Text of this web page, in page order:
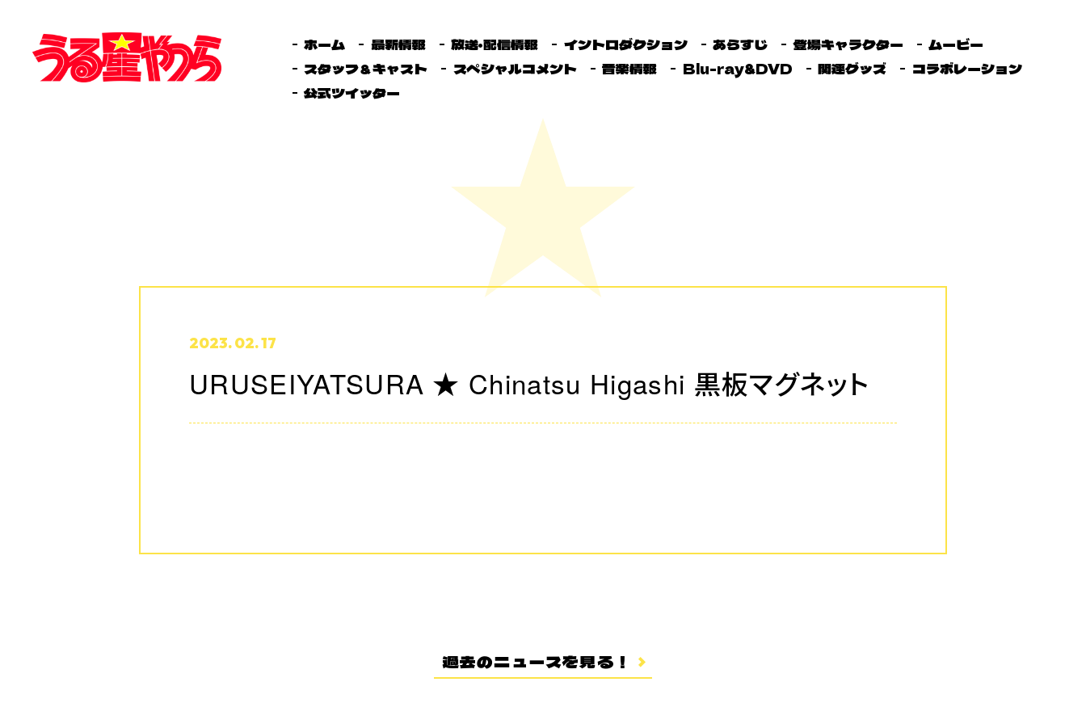
ホーム 最新情報 放送・配信情報 イントロダクション あらすじ 登場キャラクター
ムービー
スタッフ＆キャスト
スペシャルコメント 音楽情報 Blu-ray&DVD 関連グッズ
コラボレーション
公式ツイッター
2023. 02. 17
URUSEIYATSURA ★ Chinatsu Higashi 黒板マグネット
過去のニュースを見る！